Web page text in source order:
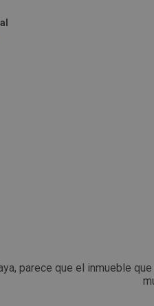
parece que el inmueble